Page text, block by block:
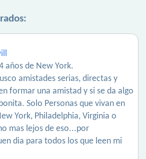
años de New York.
amistades serias, directas y
formar una amistad y si se da algo
Solo Personas que vivan en
York, Philadelphia, Virginia o
mas lejos de eso...por
dia para todos los que leen mi